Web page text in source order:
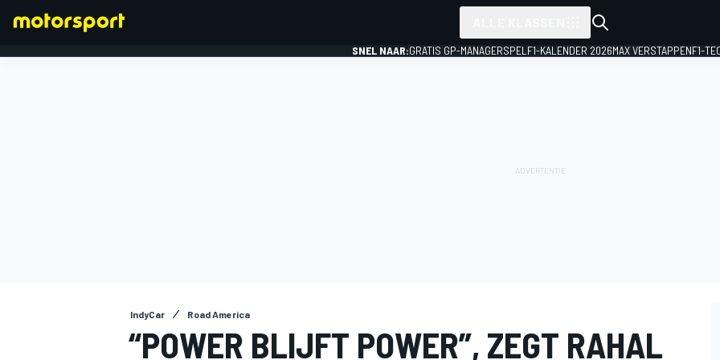
SNEL NAAR:GRATIS GP-MANAGERSPEL F1-KALENDER 2026MAX VERSTAPPENF1-
IndyCar Road America
“POWER BLIJFT POWER”, ZEGT RAHAL